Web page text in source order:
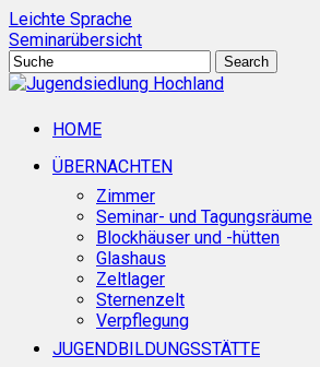
Skip
to
main
content
Leichte Sprache
Seminarübersicht
Search
Close
searchHOME
ÜBERNACHTEN
Zimmer
Seminar- und Tagungsräume
Blockhäuser und -hütten
Glashaus
Zeltlager
Sternenzelt
Verpflegung
JUGENDBILDUNGSSTÄTTE